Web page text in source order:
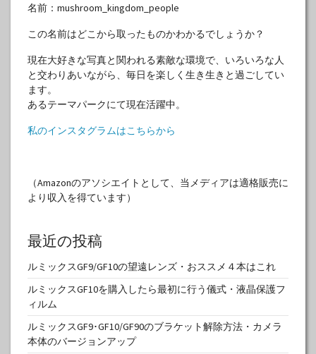
名前：mushroom_kingdom_people
この名前はどこから取ったものかわかるでしょうか？
現在大好きな写真と関われる素敵な環境で、いろいろな人
と交わりあいながら、毎日を楽しく生き生きと過ごしてい
ます。
あるテーマパークにて現在活躍中。
私のインスタグラムはこちらから
（Amazonのアソシエイトとして、当メディアは適格販売に
より収入を得ています）
最近の投稿
ルミックスGF9/GF10の望遠レンズ・おススメ４本はこれ
ルミックスGF10を購入したら最初に行う儀式・液晶保護フ
ィルム
ルミックスGF9･GF10/GF90のブラケット解除方法・カメラ
本体のバージョンアップ